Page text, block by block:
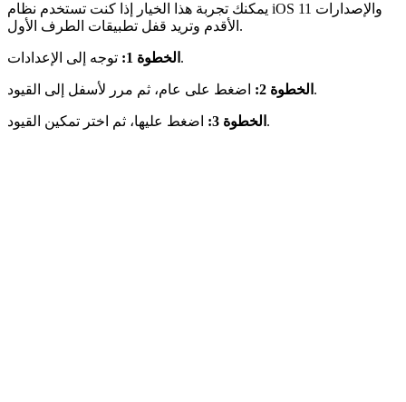
يمكنك تجربة هذا الخيار إذا كنت تستخدم نظام iOS 11 والإصدارات
الأقدم وتريد قفل تطبيقات الطرف الأول.
الخطوة 1: توجه إلى الإعدادات.
الخطوة 2: اضغط على عام، ثم مرر لأسفل إلى القيود.
الخطوة 3: اضغط عليها، ثم اختر تمكين القيود.